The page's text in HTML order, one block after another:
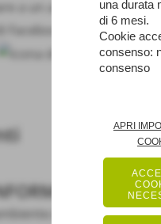
una durata
di 6 mesi.
Cookie
consenso:
consenso
APRI